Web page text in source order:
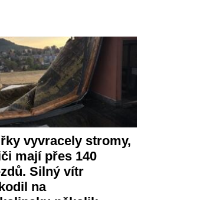
vyvracely stromy,
mají přes 140
Silný vítr
na